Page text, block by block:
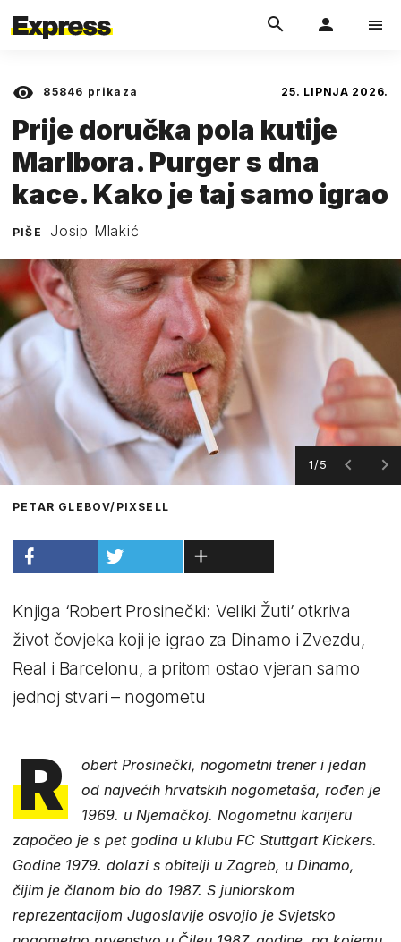
85846 prikaza 25. LIPNJA 2026.
Prije doručka pola kutije
Marlbora. Purger s dna
kace. Kako je taj samo igrao
PIŠE Josip Mlakić
1/5
PETAR GLEBOV/PIXSELL
Knjiga ‘Robert Prosinečki: Veliki Žuti’ otkriva
život čovjeka koji je igrao za Dinamo i Zvezdu,
Real i Barcelonu, a pritom ostao vjeran samo
jednoj stvari – nogometu
R
obert Prosinečki, nogometni trener i jedan
od najvećih hrvatskih nogometaša, rođen je
1969. u Njemačkoj. Nogometnu karijeru
započeo je s pet godina u klubu FC Stuttgart Kickers.
Godine 1979. dolazi s obitelji u Zagreb, u Dinamo,
čijim je članom bio do 1987. S juniorskom
reprezentacijom Jugoslavije osvojio je Svjetsko